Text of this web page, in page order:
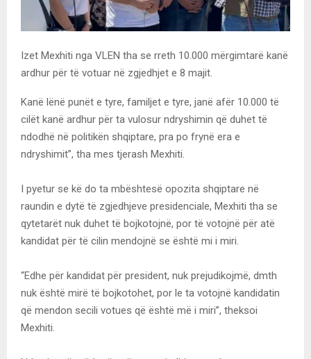
Izet Mexhiti nga VLEN tha se rreth 10.000 mërgimtarë kanë
ardhur për të votuar në zgjedhjet e 8 majit.
Kanë lënë punët e tyre, familjet e tyre, janë afër 10.000 të
cilët kanë ardhur për ta vulosur ndryshimin që duhet të
ndodhë në politikën shqiptare, pra po frynë era e
ndryshimit”, tha mes tjerash Mexhiti.
I pyetur se kë do ta mbështesë opozita shqiptare në
raundin e dytë të zgjedhjeve presidenciale, Mexhiti tha se
qytetarët nuk duhet të bojkotojnë, por të votojnë për atë
kandidat për të cilin mendojnë se është mi i miri.
“Edhe për kandidat për president, nuk prejudikojmë, dmth
nuk është mirë të bojkotohet, por le ta votojnë kandidatin
që mendon secili votues që është më i miri”, theksoi
Mexhiti.